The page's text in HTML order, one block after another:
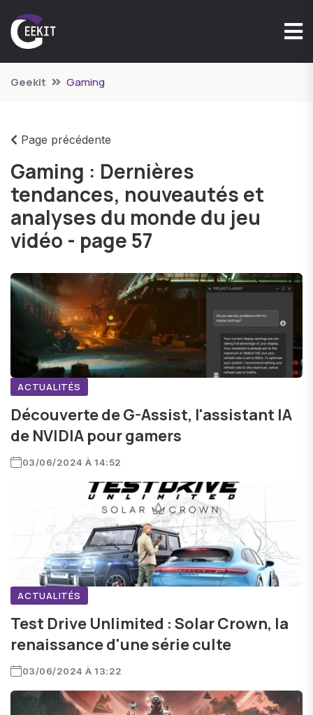
Geekit Gaming
Page précédente
Gaming : Dernières
tendances, nouveautés et
analyses du monde du jeu
vidéo - page 57
ACTUALITÉS
Découverte de G-Assist, l'assistant IA
de NVIDIA pour gamers
03/06/2024 À 14:52
ACTUALITÉS
Test Drive Unlimited : Solar Crown, la
renaissance d'une série culte
03/06/2024 À 13:22